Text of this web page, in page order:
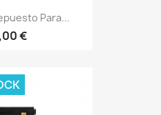
Para...
€